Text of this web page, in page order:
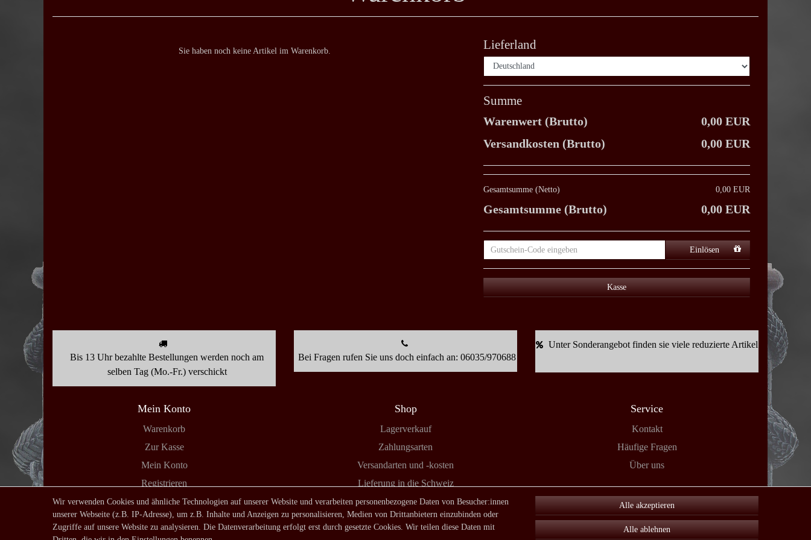
Sie haben noch keine Artikel im Warenkorb. Lieferland
Summe
Warenwert (Brutto)
0,00 EUR
Versandkosten (Brutto)
0,00 EUR
Gesamtsumme (Netto) 0,00 EUR
Gesamtsumme (Brutto) 0,00 EUR
Einlösen
Kasse
Bis 13 Uhr bezahlte Bestellungen werden noch am
selben Tag (Mo.-Fr.) verschickt
Bei Fragen rufen Sie uns doch einfach an: 06035/970688
Unter Sonderangebot finden sie viele reduzierte Artikel
Mein Konto
Warenkorb
Zur Kasse
Mein Konto
Registrieren
Login
Shop
Lagerverkauf
Zahlungsarten
Versandarten und -kosten
Lieferung in die Schweiz
Service
Kontakt
Häufige Fragen
Über uns
Wir verwenden Cookies und ähnliche Technologien auf unserer Website und verarbeiten personenbezogene Daten von Besucher:innen
unserer Webseite (z.B. IP-Adresse), um z.B. Inhalte und Anzeigen zu personalisieren, Medien von Drittanbietern einzubinden oder
Zugriffe auf unsere Website zu analysieren. Die Datenverarbeitung erfolgt erst durch gesetzte Cookies. Wir teilen diese Daten mit
Alle akzeptieren
Alle ablehnen